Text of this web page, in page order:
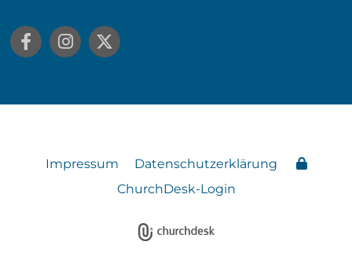
Impressum
Datenschutzerklärung
ChurchDesk-Login